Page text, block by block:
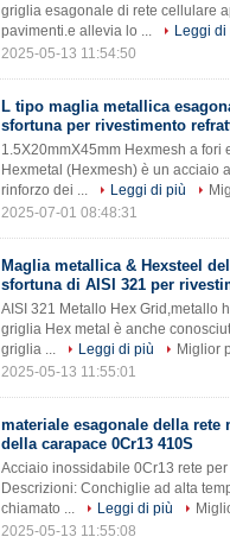
griglia esagonale di rete cellulare
pavimenti.e allevia lo ...
Leggi di
2025-05-13 11:54:50
L tipo maglia metallica
sfortuna per rivestimento
1.5X20mmX45mm Hexmesh a
Hexmetal (Hexmesh) è un acciaio
rinforzo dei ...
Leggi di più
2025-07-01 08:48:31
Maglia metallica & Hexsteel
sfortuna di AISI 321 per
AISI 321 Metallo Hex Grid,metallo
griglia Hex metal è anche
griglia ...
Leggi di più
Miglior
2025-05-13 11:55:01
materiale esagonale della
della carapace 0Cr13 410S
Acciaio inossidabile 0Cr13 rete
Descrizioni: Conchiglie ad alta
chiamato ...
Leggi di più
2025-05-13 11:55:08